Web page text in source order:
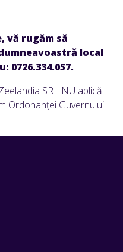
rugăm să
local
0726.334.057.
SRL NU aplică
Ordonanței Guvernului